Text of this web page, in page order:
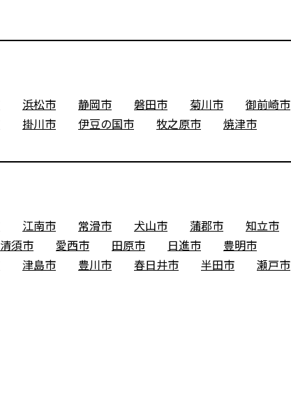
浜松市 静岡市 磐田市 菊川市
御前崎市
掛川市 伊豆の国市 牧之原市 焼津市
江南市 常滑市 犬山市 蒲郡市
知立市
清須市 愛西市 田原市 日進市
豊明市
津島市 豊川市 春日井市 半田市
瀬戸市